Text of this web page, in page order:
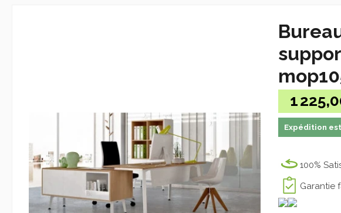
1
Expédition
100%
Garantie